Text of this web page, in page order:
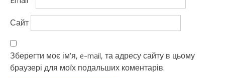
Сайт
Зберегти моє ім'я, e-mail, та адресу сайту в цьому
браузері для моїх подальших коментарів.